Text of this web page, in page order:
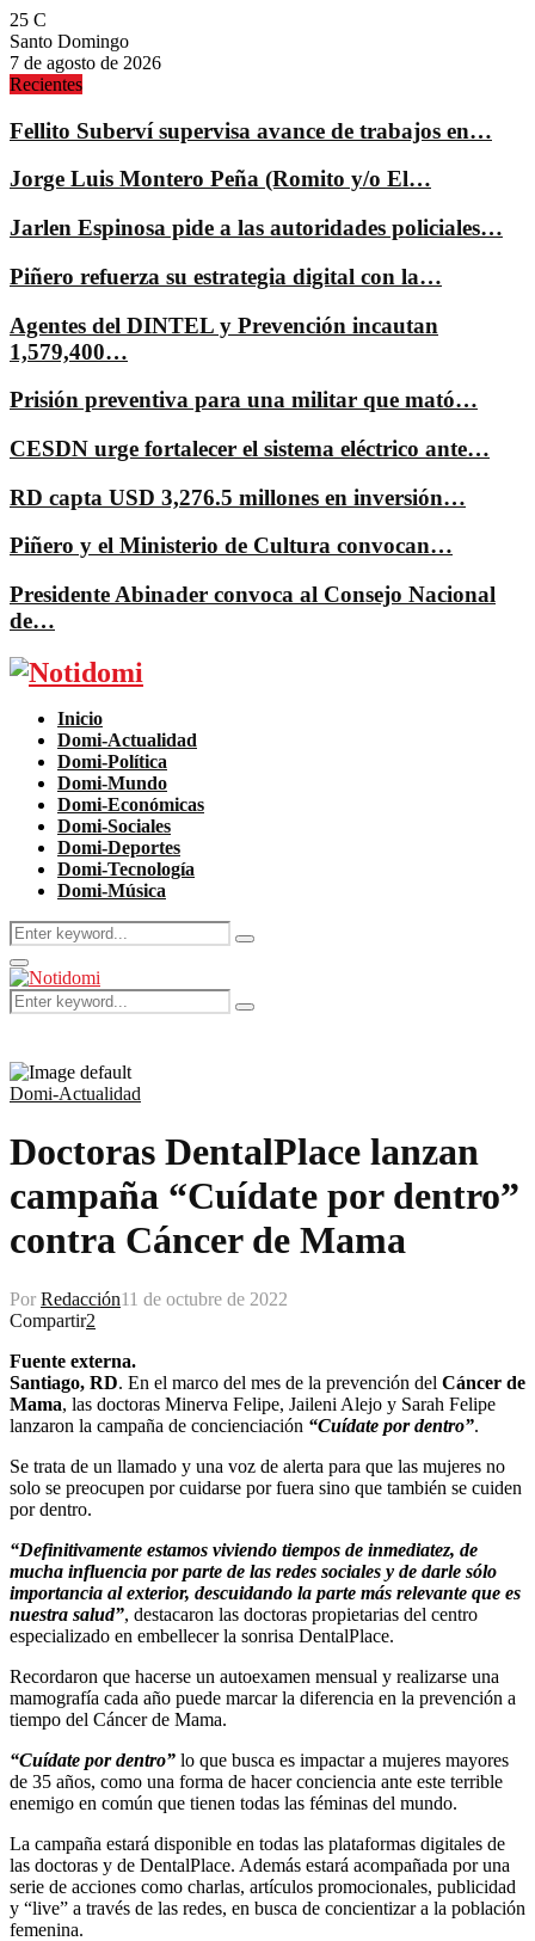
25 C
Santo Domingo
7 de agosto de 2026
Recientes
Fellito Suberví supervisa avance de trabajos en…
Jorge Luis Montero Peña (Romito y/o El…
Jarlen Espinosa pide a las autoridades policiales…
Piñero refuerza su estrategia digital con la…
Agentes del DINTEL y Prevención incautan
1,579,400…
Prisión preventiva para una militar que mató…
CESDN urge fortalecer el sistema eléctrico ante…
RD capta USD 3,276.5 millones en inversión…
Piñero y el Ministerio de Cultura convocan…
Presidente Abinader convoca al Consejo Nacional
de…
Facebook
Twitter
Instagram
Pinterest
Youtube
Inicio
Domi-Actualidad
Domi-Política
Domi-Mundo
Domi-Económicas
Domi-Sociales
Domi-Deportes
Domi-Tecnología
Domi-Música
Search
for:
Search
Primary
Menu
Search
for:
Search
Domi-Actualidad
Doctoras DentalPlace lanzan
campaña “Cuídate por dentro”
contra Cáncer de Mama
Por Redacción11 de octubre de 2022
Compartir2
Fuente externa.
Santiago, RD. En el marco del mes de la prevención del Cáncer de
Mama, las doctoras Minerva Felipe, Jaileni Alejo y Sarah Felipe
lanzaron la campaña de concienciación “Cuídate por dentro”.
Se trata de un llamado y una voz de alerta para que las mujeres no
solo se preocupen por cuidarse por fuera sino que también se cuiden
por dentro.
“Definitivamente estamos viviendo tiempos de inmediatez, de
mucha influencia por parte de las redes sociales y de darle sólo
importancia al exterior, descuidando la parte más relevante que es
nuestra salud”, destacaron las doctoras propietarias del centro
especializado en embellecer la sonrisa DentalPlace.
Recordaron que hacerse un autoexamen mensual y realizarse una
mamografía cada año puede marcar la diferencia en la prevención a
tiempo del Cáncer de Mama.
“Cuídate por dentro” lo que busca es impactar a mujeres mayores
de 35 años, como una forma de hacer conciencia ante este terrible
enemigo en común que tienen todas las féminas del mundo.
La campaña estará disponible en todas las plataformas digitales de
las doctoras y de DentalPlace. Además estará acompañada por una
serie de acciones como charlas, artículos promocionales, publicidad
y “live” a través de las redes, en busca de concientizar a la población
femenina.